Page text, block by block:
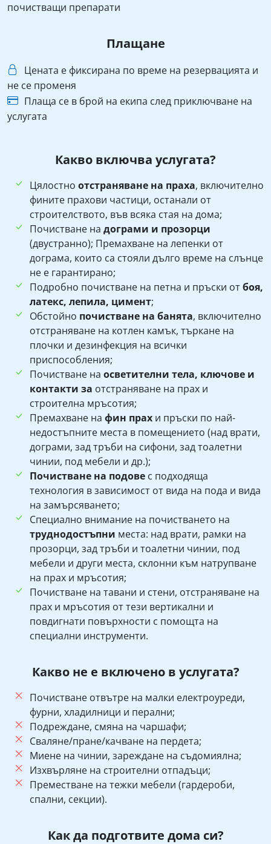
почистващи препарати
Плащане
Цената е фиксирана по време на резервацията и
не се променя
Плаща се в брой на екипа след приключване на
услугата
Какво включва услугата?
Цялостно отстраняване на праха, включително
фините прахови частици, останали от
строителството, във всяка стая на дома;
Почистване на дограми и прозорци
(двустранно); Премахване на лепенки от
дограма, които са стояли дълго време на слънце
не е гарантирано;
Подробно почистване на петна и пръски отбоя,
латекс, лепила, цимент;
Обстойно почистване на банята, включително
отстраняване на котлен камък, търкане на
плочки и дезинфекция на всички
приспособления;
Почистване на осветителни тела, ключове и
контакти за отстраняване на прах и
строителна мръсотия;
Премахване на фин прах и пръски по най-
недостъпните места в помещението (над врати,
дограми, зад тръби на сифони, зад тоалетни
чинии, под мебели и др.);
Почистване на подове с подходяща
технология в зависимост от вида на пода и вида
на замърсяването;
Специално внимание на почистването на
труднодостъпни места: над врати, рамки на
прозорци, зад тръби и тоалетни чинии, под
мебели и други места, склонни към натрупване
на прах и мръсотия;
Почистване на тавани и стени, отстраняване на
прах и мръсотия от тези вертикални и
повдигнати повърхности с помощта на
специални инструменти.
Какво не е включено в услугата?
Почистване отвътре на малки електроуреди,
фурни, хладилници и перални;
Подреждане, смяна на чаршафи;
Сваляне/пране/качване на пердета;
Миене на чинии, зареждане на съдомиялна;
Изхвърляне на строителни отпадъци;
Преместване на тежки мебели (гардероби,
спални, секции).
Как да подготвите дома си?